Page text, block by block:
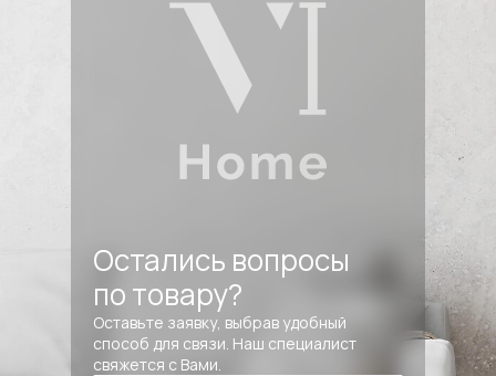
Остались вопросы
по товару?
Оставьте заявку, выбрав удобный
способ для связи. Наш специалист
свяжется с Вами.